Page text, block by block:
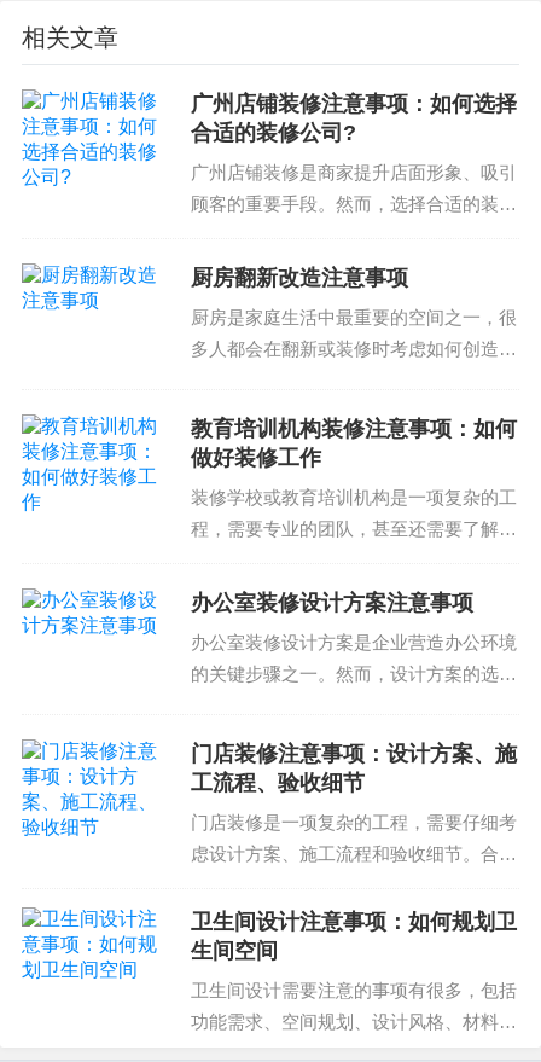
毛坯房装修注意事项之一，需要注意的是对于门窗
的加固和补充。因为在新房购买时，门窗可能会有
裂缝的現象，那么在此过程中就需要对门窗进行维
修和加固
毛坯房装修注意事项，执行好工作就是保证整体项
目进度和费用能够符合预期，毛坯房装修注意事项
5. 预算控制
预算控制是装修的关键，毛坯房装修注意事项之
慢，甚至会出现严重的问题，如超预算、拖延进度
等
毛坯房装修注意事项总结
购入毛坯房装修注意事项及注意事项，样样辅助您
解决装修难题。毛坯房装修注意事项服务于用户需
求，以解决装修难题和痛点
询我们的装修团队。我们的装修团队会为您提供专
业的装修服务和解决您的装修难题。毛坯房装修注
意事项，我们为您提供优质的装修服务，解决您装
修难题，增强您的生活质量
相关文章
广州店铺装修注意事项：如何选择
合适的装修公司?
广州店铺装修是商家提升店面形象、吸引
顾客的重要手段。然而，选择合适的装修
店铺装修注意事项和选择装修公司的准
需要考虑多方面的因素，...
厨房翻新改造注意事项
厨房是家庭生活中最重要的空间之一，很
多人都会在翻新或装修时考虑如何创造一
于厨房翻新改造注意事项的内容，希望可
以帮助您打造理想的厨房。选择合适的设
计方案厨房翻新改造的...
教育培训机构装修注意事项：如何
做好装修工作
装修学校或教育培训机构是一项复杂的工
程，需要专业的团队，甚至还需要了解相
项众多，需要了解有一定的常识和经验。
哪些呢？一、合理规划...
办公室装修设计方案注意事项
办公室装修设计方案是企业营造办公环境
的关键步骤之一。然而，设计方案的选择
选择合适的设计风格办公室装修设计风格
需要与企业文化和品牌...
门店装修注意事项：设计方案、施
工流程、验收细节
门店装修是一项复杂的工程，需要仔细考
虑设计方案、施工流程和验收细节。合理
而优质的施工流程可以保证项目的顺利完
成和质量的保证。验收细节则是确保门店
装修项目达到预期效果...
卫生间设计注意事项：如何规划卫
生间空间
卫生间设计需要注意的事项有很多，包括
功能需求、空间规划、设计风格、材料选